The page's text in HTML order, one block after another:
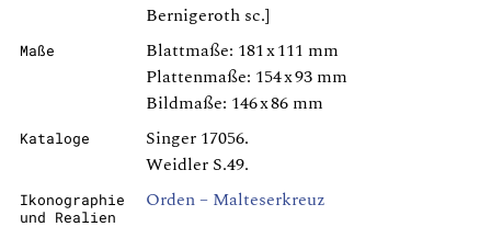
Bernigeroth sc.]
Maße
Blattmaße: 181 x 111 mm
Plattenmaße: 154 x 93 mm
Bildmaße: 146 x 86 mm
Kataloge
Singer 17056.
Weidler S.49.
Ikonographie
und Realien
Orden – Malteserkreuz